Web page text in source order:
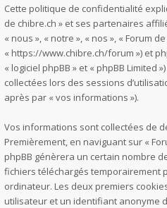
Cette politique de confidentialité
de chibre.ch » et ses partenaires
« nous », « notre », « nos », « Forum
« https://www.chibre.ch/forum ») et
« logiciel phpBB » et « phpBB Limited
collectées lors des sessions
après par « vos informations »).
Vos informations sont collectées de
Premièrement, en naviguant sur «
phpBB génèrera un certain nombre
fichiers téléchargés temporairement
ordinateur. Les deux premiers
utilisateur et un identifiant anonyme